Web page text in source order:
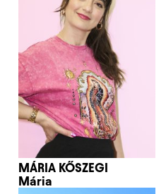
MÁRIA KŐSZEGI
Mária